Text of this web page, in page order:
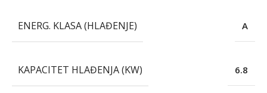
ENERG. KLASA (HLAĐENJE) A
KAPACITET HLAĐENJA (KW) 6.8